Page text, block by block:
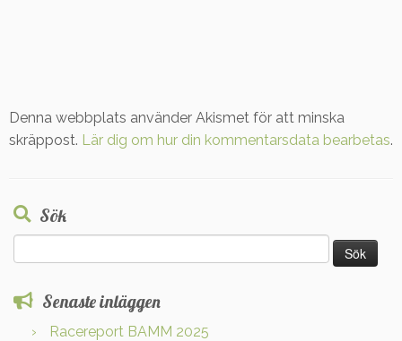
Denna webbplats använder Akismet för att minska
skräppost. Lär dig om hur din kommentarsdata bearbetas.
Sök
efter:
Senaste inläggen
Racereport BAMM 2025